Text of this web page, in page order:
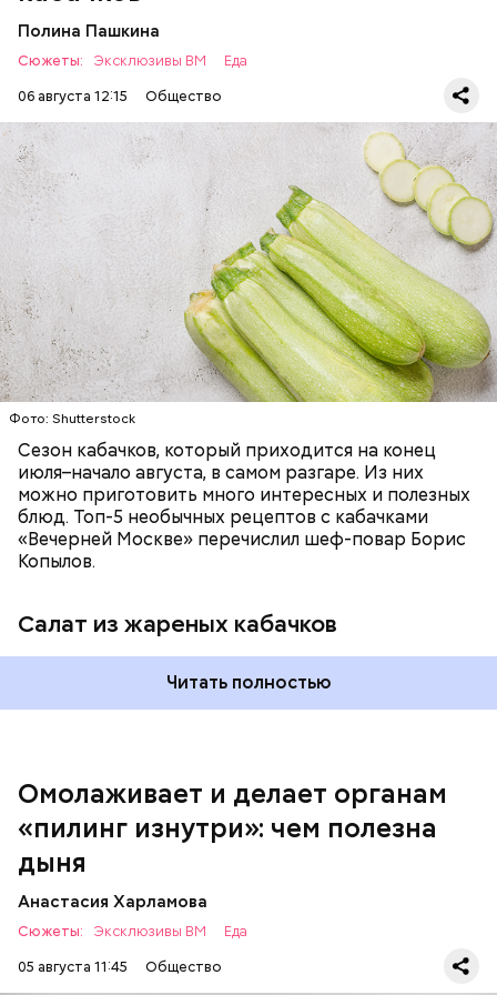
Полина Пашкина
Сюжеты: Эксклюзивы ВМ
Еда
06 августа 12:15
Общество
Фото: Shutterstock
Сезон кабачков, который приходится на конец
июля–начало августа, в самом разгаре. Из них
можно приготовить много интересных и полезных
блюд. Топ-5 необычных рецептов с кабачками
«Вечерней Москве» перечислил шеф-повар Борис
Копылов.
Салат из жареных кабачков
Ингредиенты:
Читать полностью
ЕДА ОВОЩИ РЕЦЕПТЫ
Омолаживает и делает органам
«пилинг изнутри»: чем полезна
дыня
Анастасия Харламова
Сюжеты: Эксклюзивы ВМ
Еда
05 августа 11:45
Общество
кремний — укрепляет кости, зубы, волосы и
ногти и оказывает омолаживающее действие;
клетчатка — достаточно нежная и забирает
излишки холестерина, сахара и соли тяжелых
фолиевая кислота (в большом количестве) —
она необходима беременным женщинам,
чтобы формировалась нервная трубка у
плода. Также ее рекомендуют принимать для
снижения уровня гомоцистеина — это
вещество вызывает микровоспаление в
— В момент стресса он держит сосуды под
контролем и контролирует более 300 реакций
нашего организма. Также положительно влияет на
нервную систему, успокаивает, предотвращает
Вред дыни
Фото: Shutterstock